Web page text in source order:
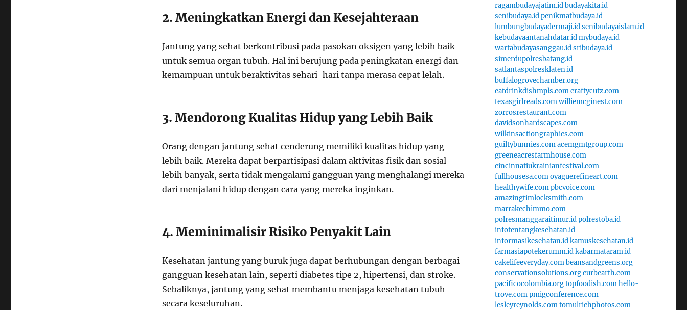
2. Meningkatkan Energi dan Kesejahteraan
Jantung yang sehat berkontribusi pada pasokan oksigen yang lebih baik
untuk semua organ tubuh. Hal ini berujung pada peningkatan energi dan
kemampuan untuk beraktivitas sehari-hari tanpa merasa cepat lelah.
3. Mendorong Kualitas Hidup yang Lebih Baik
Orang dengan jantung sehat cenderung memiliki kualitas hidup yang
lebih baik. Mereka dapat berpartisipasi dalam aktivitas fisik dan sosial
lebih banyak, serta tidak mengalami gangguan yang menghalangi mereka
dari menjalani hidup dengan cara yang mereka inginkan.
4. Meminimalisir Risiko Penyakit Lain
Kesehatan jantung yang buruk juga dapat berhubungan dengan berbagai
gangguan kesehatan lain, seperti diabetes tipe 2, hipertensi, dan stroke.
Sebaliknya, jantung yang sehat membantu menjaga kesehatan tubuh
secara keseluruhan.
ragambudayajatim.idbudayakita.id
senibudaya.idpenikmatbudaya.id
lumbungbudayadermaji.idsenibudayaislam.id
kebudayaantanahdatar.idmybudaya.id
wartabudayasanggau.idsribudaya.id
simerdupolresbatang.id
satlantaspolresklaten.id
buffalogrovechamber.org
eatdrinkdishmpls.comcraftycutz.com
texasgirlreads.comwilliemcginest.com
zorrosrestaurant.com
davidsonhardscapes.com
wilkinsactiongraphics.com
guiltybunnies.comacemgmtgroup.com
greeneacresfarmhouse.com
cincinnatiukrainianfestival.com
fullhousesa.comoyaguerefineart.com
healthywife.compbcvoice.com
amazingtimlocksmith.com
marrakechimmo.com
polresmanggaraitimur.idpolrestoba.id
infotentangkesehatan.id
informasikesehatan.idkamuskesehatan.id
farmasiapotekerumm.idkabarmataram.id
cakelifeeveryday.combeansandgreens.org
conservationsolutions.orgcurbearth.com
pacificocolombia.orgtopfoodish.comhello-
trove.compmigconference.com
lesleyreynolds.comtomulrichphotos.com